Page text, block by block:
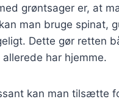
grøntsager er, at
man bruge spinat,
Dette gør retten
har hjemme.
kan man tilsætte